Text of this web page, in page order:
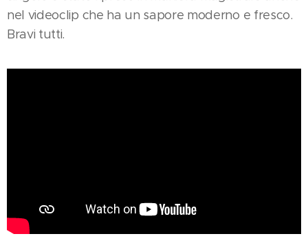
nel videoclip che ha un sapore moderno e fresco.
Bravi tutti.